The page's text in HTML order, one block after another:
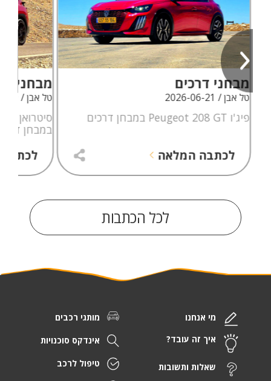
מבחני דרכים
טל אבן / 2026-06-21
פיג'ו Peugeot 208 GT במבחן דרכים
לכתבה המלאה
מבחני
טל אבן / 2026-06-09
במבחן
לכל הכתבות
מי אנחנו
איך זה עובד?
שאלות ותשובות
מותגי רכבים
אינדקס סוכנויות
טיפול לרכב